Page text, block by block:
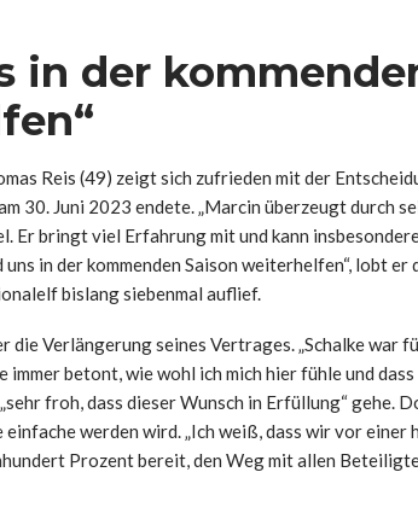
in der
Reis (49) zeigt sich zufrieden mit der
30. Juni 2023 endete. „Marcin überzeugt durch
Er bringt viel Erfahrung mit und kann
in der kommenden Saison weiterhelfen“, lobt
bislang siebenmal auflief.
die Verlängerung seines Vertrages. „Schalke war
immer betont, wie wohl ich mich hier fühle und dass
froh, dass dieser Wunsch in Erfüllung“ gehe.
einfache werden wird. „Ich weiß, dass wir vor einer
Prozent bereit, den Weg mit allen